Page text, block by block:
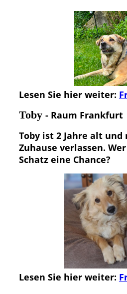
Lesen Sie hier weiter:
Toby - Raum Frankfurt
Toby ist 2 Jahre alt
Zuhause verlassen.
Schatz eine Chance?
Lesen Sie hier weiter: